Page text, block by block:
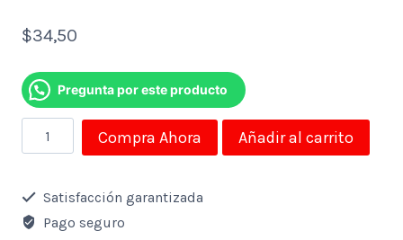
$34,50
Pregunta por este producto
Mouse
Logitech
Inalambrico
M280
Compra Ahora Añadir al carrito
Satisfacción garantizada
Pago seguro